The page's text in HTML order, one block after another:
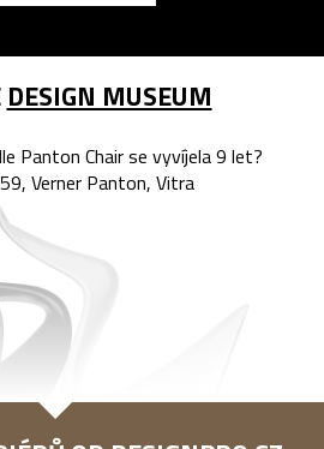
DESIGN MUSEUM
Panton Chair se vyvíjela 9 let?
Verner Panton, Vitra